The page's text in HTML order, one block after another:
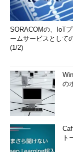
SORACOMの、IoT
ームサービスとして
(1/2)
の
ト